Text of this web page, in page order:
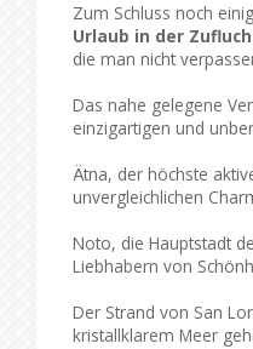
Zum Schluss noch
Urlaub in der
die man nicht
Das nahe gelegene
einzigartigen und
Ätna, der höchste
unvergleichlichen
Noto, die Hauptstadt
Liebhabern von
Der Strand von San
kristallklarem Meer